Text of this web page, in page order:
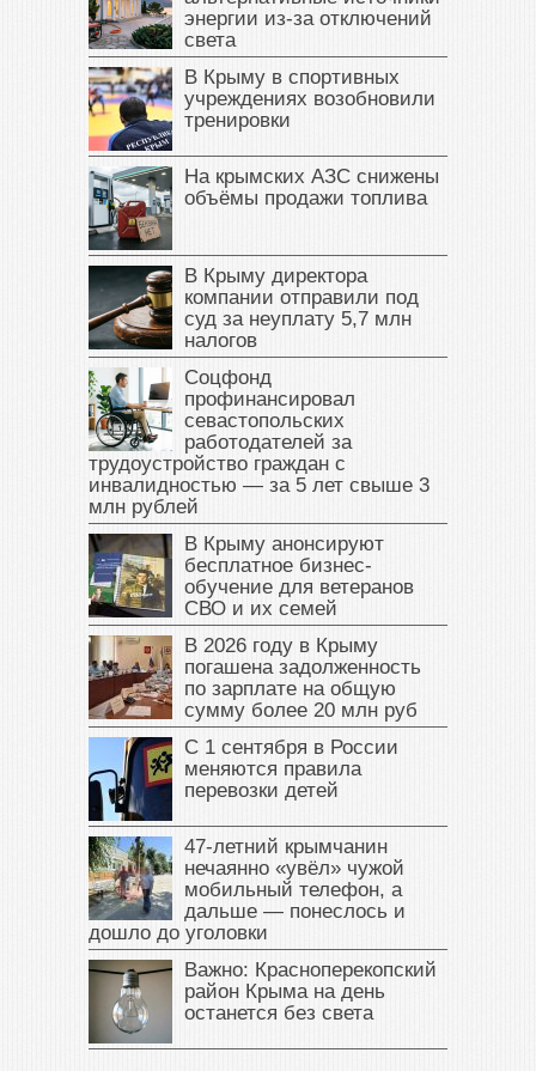
энергии из-за отключений
света
В Крыму в спортивных
учреждениях возобновили
тренировки
На крымских АЗС снижены
объёмы продажи топлива
В Крыму директора
компании отправили под
суд за неуплату 5,7 млн
налогов
Соцфонд
профинансировал
севастопольских
работодателей за
трудоустройство граждан с
инвалидностью — за 5 лет свыше 3
млн рублей
В Крыму анонсируют
бесплатное бизнес-
обучение для ветеранов
СВО и их семей
В 2026 году в Крыму
погашена задолженность
по зарплате на общую
сумму более 20 млн руб
С 1 сентября в России
меняются правила
перевозки детей
47‑летний крымчанин
нечаянно «увёл» чужой
мобильный телефон, а
дальше — понеслось и
дошло до уголовки
Важно: Красноперекопский
район Крыма на день
останется без света